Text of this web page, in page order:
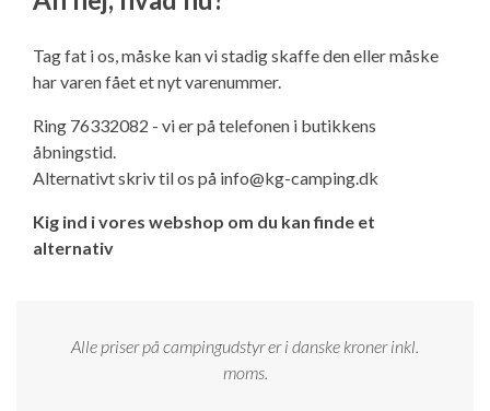
Adria Astella
Next
Hobby Prestige
Hobby Maxia
Ny campingvogn - godt at vide
Lille campingvogn
Finansiering af campingvogn
Vil du sælge din campingvogn?
Brugte telte og udstyr
Isabella Fortelte
Isabella weekend- og vinterfortelte
Camping erhverv
Adria Coral
Adria Compact
Internet i campingvognen
Aircondition og klimaanlæg
Gas-komfort i din campingvogn
Byvand - rindende vand i campingvognen
GPS tracker til autocamper og campingvogn
Sikker handel
Klagemuligheder
Handelsbetingelser - webshop
Tag fat i os, måske kan vi stadig skaffe den eller måske
har varen fået et nyt varenummer.
Ring 76332082 - vi er på telefonen i butikkens
åbningstid.
Alternativt skriv til os på info@kg-camping.dk
Kig ind i vores webshop om du kan finde et
alternativ
Alle priser på campingudstyr er i danske kroner inkl.
moms.